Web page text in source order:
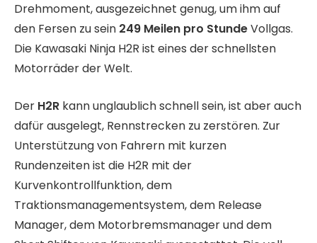
Drehmoment, ausgezeichnet genug, um ihm auf
den Fersen zu sein 249 Meilen pro StundeVollgas.
Die Kawasaki Ninja H2R ist eines der schnellsten
Motorräder der Welt.
Der H2R kann unglaublich schnell sein, ist aber auch
dafür ausgelegt, Rennstrecken zu zerstören. Zur
Unterstützung von Fahrern mit kurzen
Rundenzeiten ist die H2R mit der
Kurvenkontrollfunktion, dem
Traktionsmanagementsystem, dem Release
Manager, dem Motorbremsmanager und dem